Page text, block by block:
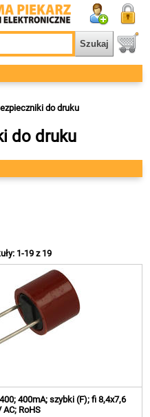
do druku
do druku
1-19 z 19
400mA; szybki (F); fi 8,4x7,6
RoHS